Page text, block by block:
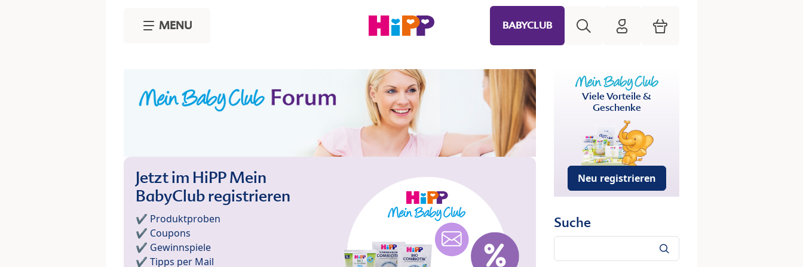
MENU BABYCLUB HiPP Mein Babyclub
Warenkorb
Jetzt im HiPP Mein
BabyClub registrieren
✔️ Produktproben
✔️ Coupons
✔️ Gewinnspiele
✔️ Tipps per Mail
Viele Vorteile &
Geschenke
Neu registrieren
Suche